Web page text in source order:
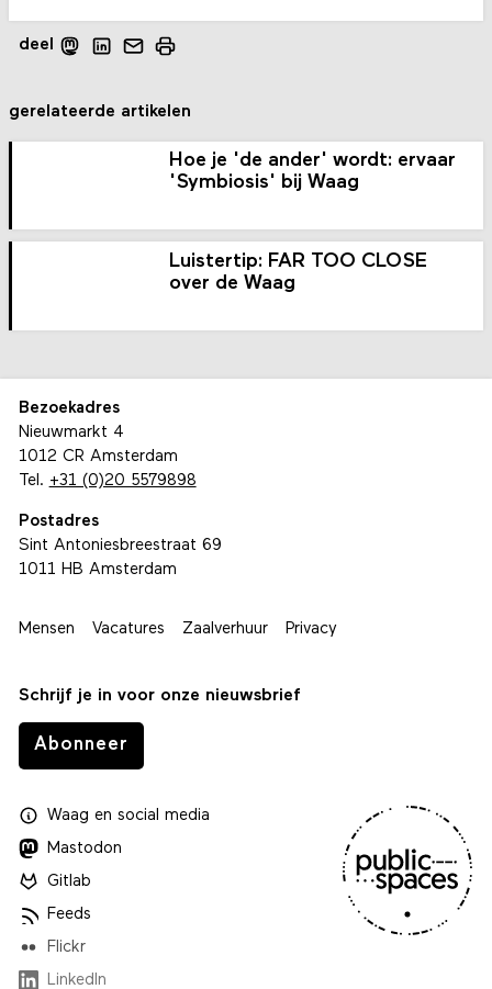
deel
gerelateerde artikelen
Hoe je 'de ander' wordt: ervaar
'Symbiosis' bij Waag
Luistertip: FAR TOO CLOSE
over de Waag
Bezoekadres
Nieuwmarkt 4
1012 CR Amsterdam
Tel. +31 (0)20 5579898
Postadres
Sint Antoniesbreestraat 69
1011 HB Amsterdam
Mensen Vacatures Zaalverhuur Privacy
Schrijf je in voor onze nieuwsbrief
Abonneer
Waagen social media
Mastodon
Gitlab
Feeds
Flickr
LinkedIn